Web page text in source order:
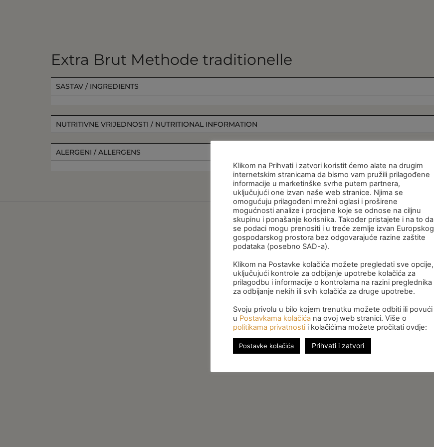
Extra Brut Methode traditionelle
SASTAV / INGREDIENTS
NUTRITIVNE VRIJEDNOSTI / NUTRITIONAL INFORMATION​
ALERGENI / ALLERGENS
Klikom na Prihvati i zatvori koristit ćemo alate na drugim
internetskim stranicama da bismo vam pružili prilagođene
informacije u marketinške svrhe putem partnera,
uključujući one izvan naše web stranice. Njima se
omogućuju prilagođeni mrežni oglasi i proširene
mogućnosti analize i procjene koje se odnose na ciljnu
skupinu i ponašanje korisnika. Također pristajete i na to da
se podaci mogu prenositi i u treće zemlje izvan Europskog
gospodarskog prostora bez odgovarajuće razine zaštite
podataka (posebno SAD-a).
Klikom na Postavke kolačića možete pregledati sve opcije,
uključujući kontrole za odbijanje upotrebe kolačića za
prilagodbu i informacije o kontrolama na razini preglednika
za odbijanje nekih ili svih kolačića za druge upotrebe.
Svoju privolu u bilo kojem trenutku možete odbiti ili povući
u Postavkama kolačića na ovoj web stranici. Više o
politikama privatnosti i kolačićima možete pročitati ovdje:
Postavke kolačića Prihvati i zatvori